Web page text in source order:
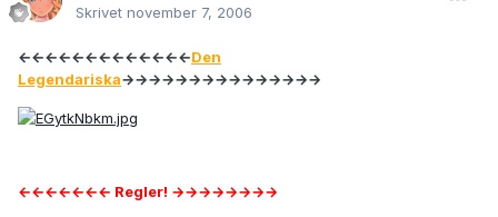
Skrivet november 7, 2006
←←←←←←←←←←←←←Den
Legendariska→→→→→→→→→→→→→→→
←←←←←←← Regler! →→→→→→→→